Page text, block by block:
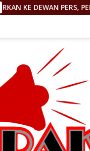
REDAKSI http://